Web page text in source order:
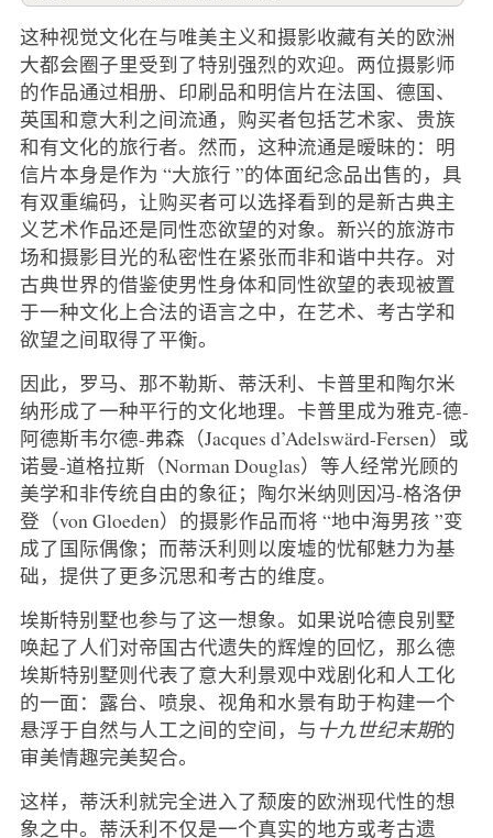
这种视觉文化在与唯美主义和摄影收藏有关的欧洲
大都会圈子里受到了特别强烈的欢迎。两位摄影师
的作品通过相册、印刷品和明信片在法国、德国、
英国和意大利之间流通，购买者包括艺术家、贵族
和有文化的旅行者。然而，这种流通是暧昧的：明
信片本身是作为 “大旅行 ”的体面纪念品出售的，具
有双重编码，让购买者可以选择看到的是新古典主
义艺术作品还是同性恋欲望的对象。新兴的旅游市
场和摄影目光的私密性在紧张而非和谐中共存。对
古典世界的借鉴使男性身体和同性欲望的表现被置
于一种文化上合法的语言之中，在艺术、考古学和
欲望之间取得了平衡。
因此，罗马、那不勒斯、蒂沃利、卡普里和陶尔米
纳形成了一种平行的文化地理。卡普里成为雅克-德-
阿德斯韦尔德-弗森（Jacques d’Adelswärd-Fersen）或
诺曼-道格拉斯（Norman Douglas）等人经常光顾的
美学和非传统自由的象征；陶尔米纳则因冯-格洛伊
登（von Gloeden）的摄影作品而将 “地中海男孩 ”变
成了国际偶像；而蒂沃利则以废墟的忧郁魅力为基
础，提供了更多沉思和考古的维度。
埃斯特别墅也参与了这一想象。如果说哈德良别墅
唤起了人们对帝国古代遗失的辉煌的回忆，那么德
埃斯特别墅则代表了意大利景观中戏剧化和人工化
的一面：露台、喷泉、视角和水景有助于构建一个
悬浮于自然与人工之间的空间，与十九世纪末期的
审美情趣完美契合。
这样，蒂沃利就完全进入了颓废的欧洲现代性的想
象之中。蒂沃利不仅是一个真实的地方或考古遗